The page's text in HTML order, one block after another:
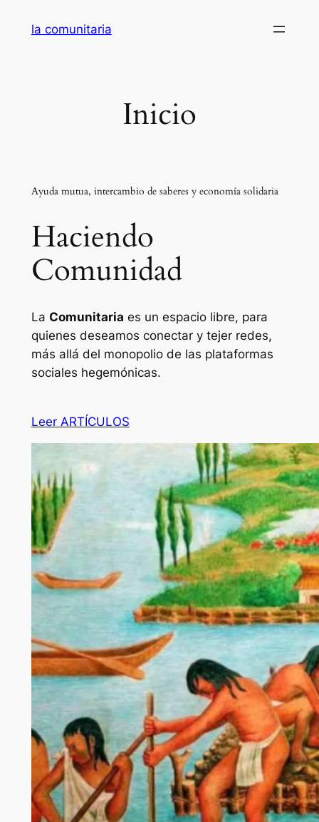
la comunitaria
Inicio
Ayuda mutua, intercambio de saberes y economía solidaria
Haciendo
Comunidad
La Comunitaria es un espacio libre, para
quienes deseamos conectar y tejer redes,
más allá del monopolio de las plataformas
sociales hegemónicas.
Leer ARTÍCULOS